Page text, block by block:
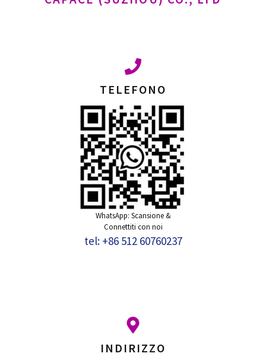
TELEFONO
WhatsApp: Scansione &
Connettiti con noi
tel: +86 512 60760237
INDIRIZZO